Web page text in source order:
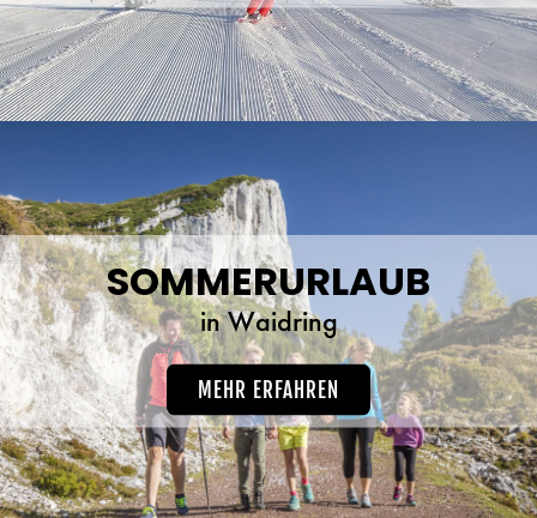
SOMMERURLAUB
in Waidring
MEHR ERFAHREN